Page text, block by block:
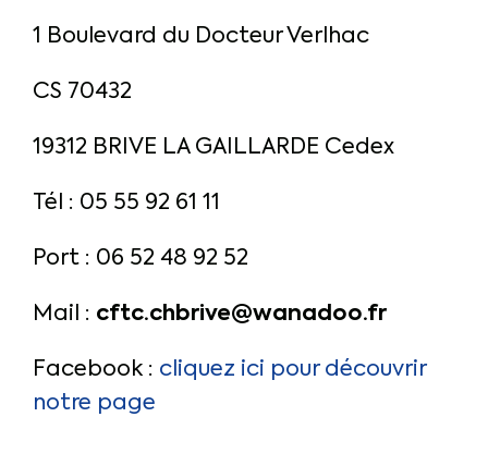
1 Boulevard du Docteur Verlhac
CS 70432
19312 BRIVE LA GAILLARDE Cedex
Tél : 05 55 92 61 11
Port : 06 52 48 92 52
Mail : cftc.chbrive@wanadoo.fr
Facebook : cliquez ici pour découvrir
notre page